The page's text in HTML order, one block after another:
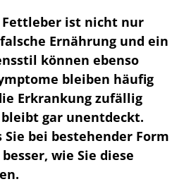
Fettleber ist nicht nur
Ernährung und ein
können ebenso
bleiben häufig
Erkrankung zufällig
gar unentdeckt.
Sie bei bestehender Form
wie Sie diese